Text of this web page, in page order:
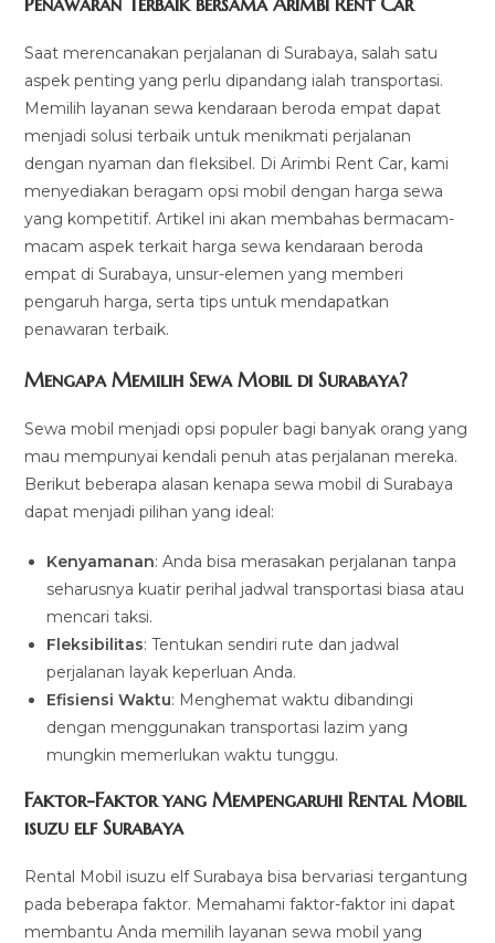
Saat merencanakan perjalanan di Surabaya, salah satu
aspek penting yang perlu dipandang ialah transportasi.
Memilih layanan sewa kendaraan beroda empat dapat
menjadi solusi terbaik untuk menikmati perjalanan
dengan nyaman dan fleksibel. Di Arimbi Rent Car, kami
menyediakan beragam opsi mobil dengan harga sewa
yang kompetitif. Artikel ini akan membahas bermacam-
macam aspek terkait harga sewa kendaraan beroda
empat di Surabaya, unsur-elemen yang memberi
pengaruh harga, serta tips untuk mendapatkan
penawaran terbaik.
Mengapa Memilih Sewa Mobil di Surabaya?
Sewa mobil menjadi opsi populer bagi banyak orang yang
mau mempunyai kendali penuh atas perjalanan mereka.
Berikut beberapa alasan kenapa sewa mobil di Surabaya
dapat menjadi pilihan yang ideal:
Kenyamanan: Anda bisa merasakan perjalanan tanpa
seharusnya kuatir perihal jadwal transportasi biasa atau
mencari taksi.
Fleksibilitas: Tentukan sendiri rute dan jadwal
perjalanan layak keperluan Anda.
Efisiensi Waktu: Menghemat waktu dibandingi
dengan menggunakan transportasi lazim yang
mungkin memerlukan waktu tunggu.
Faktor-Faktor yang Mempengaruhi Rental Mobil
isuzu elf Surabaya
Rental Mobil isuzu elf Surabaya bisa bervariasi tergantung
pada beberapa faktor. Memahami faktor-faktor ini dapat
membantu Anda memilih layanan sewa mobil yang